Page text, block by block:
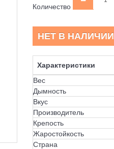
Количество
НЕТ В НАЛИЧИИ
Характеристики
Вес
Дымность
Вкус
Производитель
Крепость
Жаростойкость
Страна